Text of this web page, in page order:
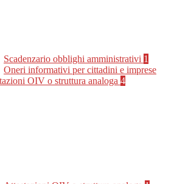
Scadenzario obblighi amministrativi 1
Oneri informativi per cittadini e imprese
OIV o struttura analoga 4